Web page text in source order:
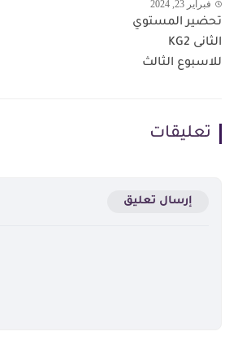
فبراير 23, 2024
تحضير المستوي
الثانى KG2
للاسبوع الثالث
تعليقات
إرسال تعليق